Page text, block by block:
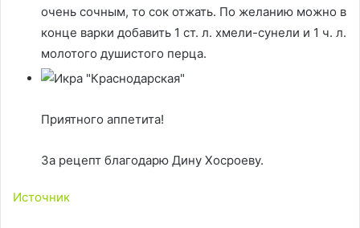
очень сочным, то сок отжать. По желанию можно в
конце варки добавить 1 ст. л. хмели-сунели и 1 ч. л.
молотого душистого перца.
Приятного аппетита!
За рецепт благодарю Дину Хосроеву.
Источник